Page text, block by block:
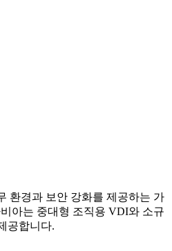
환경과 보안 강화를 제공하는 가
아는 중대형 조직용 VDI와 소규
공합니다.